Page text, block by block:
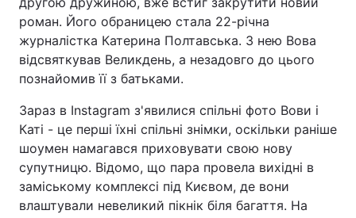
роман. Його обраницею стала 22-річна
журналістка Катерина Полтавська. З нею Вова
відсвяткував Великдень, а незадовго до цього
познайомив її з батьками.
Зараз в Instagram з'явилися спільні фото Вови і
Каті - це перші їхні спільні знімки, оскільки раніше
шоумен намагався приховувати свою нову
супутницю. Відомо, що пара провела вихідні в
заміському комплексі під Києвом, де вони
влаштували невеликий пікнік біля багаття. На